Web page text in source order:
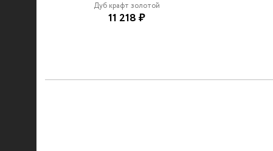
Дуб крафт золотой
11 218 ₽